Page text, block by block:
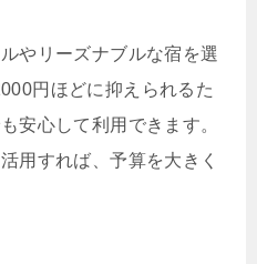
やリーズナブルな宿を選
円ほどに抑えられるた
安心して利用できます。
用すれば、予算を大きく